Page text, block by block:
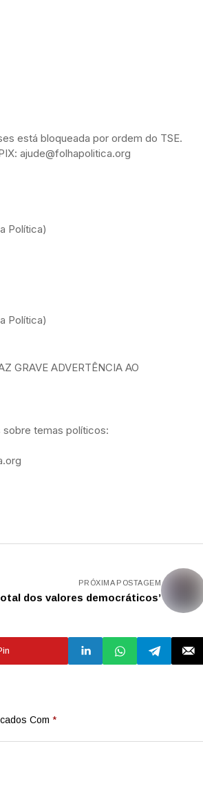
está bloqueada por ordem do TSE.
ajude@folhapolitica.org
Política)
Política)
GRAVE ADVERTÊNCIA AO
sobre temas políticos:
PRÓXIMA POSTAGEM
dos valores democráticos’
Com *